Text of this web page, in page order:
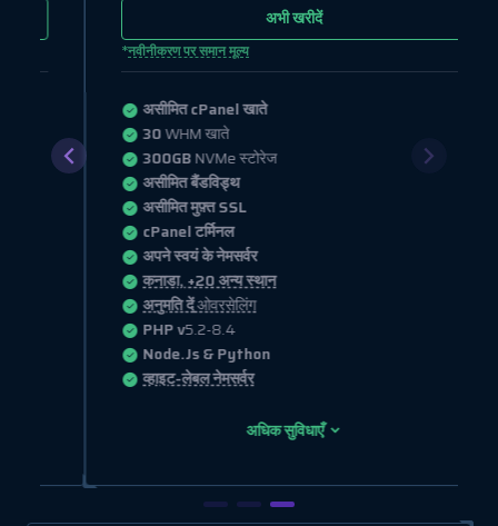
अभी खरीदें
नवीनीकरण पर समान मूल्य
असीमित cPanel खाते
WHM खाते
300GBNVMe स्टोरेज
असीमित बैंडविड्थ
असीमित मुफ़्त SSL
cPanel टर्मिनल
अपने स्वयं के नेमसर्वर
कनाडा, +20 अन्य स्थान
अनुमति देंओवरसेलिंग
PHP v 5.2-8.4
Node.Js & Python
व्हाइट-लेबल नेमसर्वर
अधिक सुविधाएँ